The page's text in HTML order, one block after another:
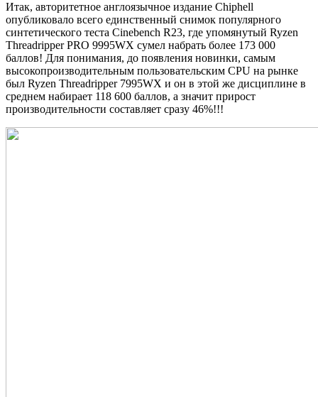
Итак, авторитетное англоязычное издание Chiphell
опубликовало всего единственный снимок популярного
синтетического теста Cinebench R23, где упомянутый Ryzen
Threadripper PRO 9995WX сумел набрать более 173 000
баллов! Для понимания, до появления новинки, самым
высокопроизводительным пользовательским CPU на рынке
был Ryzen Threadripper 7995WX и он в этой же дисциплине в
среднем набирает 118 600 баллов, а значит прирост
производительности составляет сразу 46%!!!